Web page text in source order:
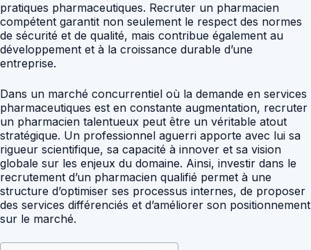
pratiques pharmaceutiques. Recruter un pharmacien
compétent garantit non seulement le respect des normes
de sécurité et de qualité, mais contribue également au
développement et à la croissance durable d’une
entreprise.
Dans un marché concurrentiel où la demande en services
pharmaceutiques est en constante augmentation, recruter
un pharmacien talentueux peut être un véritable atout
stratégique. Un professionnel aguerri apporte avec lui sa
rigueur scientifique, sa capacité à innover et sa vision
globale sur les enjeux du domaine. Ainsi, investir dans le
recrutement d’un pharmacien qualifié permet à une
structure d’optimiser ses processus internes, de proposer
des services différenciés et d’améliorer son positionnement
sur le marché.